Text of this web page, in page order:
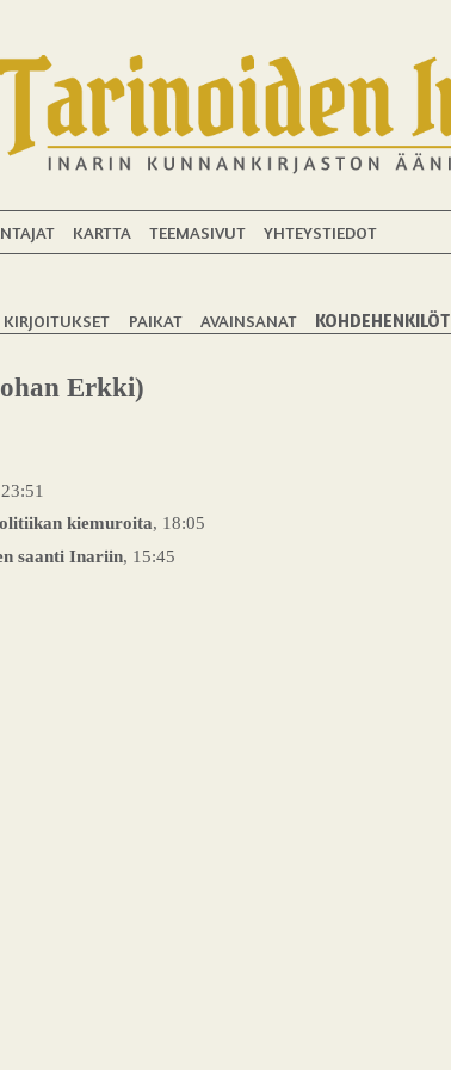
KARTTA TEEMASIVUT YHTEYSTIEDOT
KIRJOITUKSET PAIKAT AVAINSANAT KOHDEHENKILÖT
Erkki)
kiemuroita, 18:05
saanti Inariin, 15:45